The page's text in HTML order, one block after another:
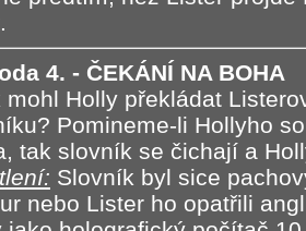
4. - ČEKÁNÍ NA BOHA
mohl Holly překládat
Pomineme-li Hollyho
tak slovník se čichají a
Slovník byl sice
nebo Lister ho opatřili